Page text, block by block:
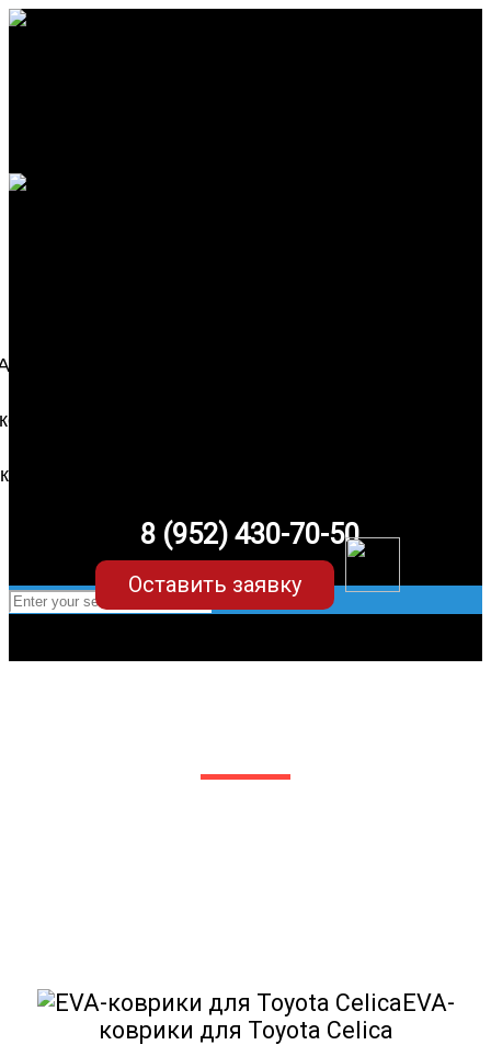
8 (952) 430-70-50
Оставить заявку
EVA-
коврики для Toyota Celica